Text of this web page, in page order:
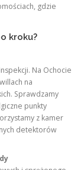
gdzie
kroku?
Na Ochocie
na
Sprawdzamy
punkty
z kamer
detektorów